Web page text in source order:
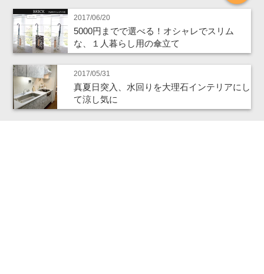
2017/06/20
5000円までで選べる！オシャレでスリム
な、１人暮らし用の傘立て
2017/05/31
真夏日突入、水回りを大理石インテリアにし
て涼し気に